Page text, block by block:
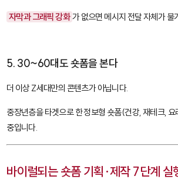
자막과 그래픽 강화 가 없으면 메시지 전달 자체가 불
5. 30~60대도 숏폼을 본다
더 이상 Z세대만의 콘텐츠가 아닙니다.
중장년층을 타겟으로 한 정보형 숏폼(건강, 재테크,
중입니다.
바이럴되는 숏폼 기획·제작 7단계 실